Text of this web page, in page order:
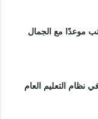
موعدًا مع الجمال
نظام التعليم العام